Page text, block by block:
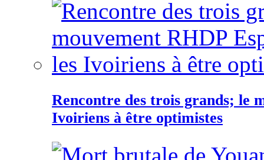
Rencontre des trois grands; le
Ivoiriens à être optimistes